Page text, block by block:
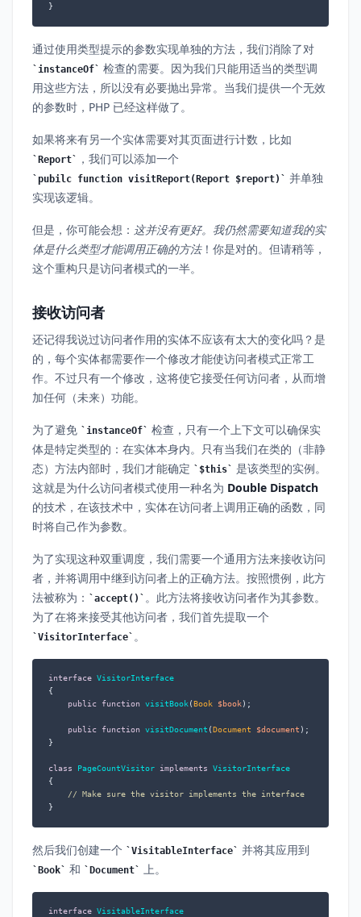
}
通过使用类型提示的参数实现单独的方法，我们消除了对
instanceOf
检查的需要。因为我们只能用适当的类型调
用这些方法，所以没有必要抛出异常。当我们提供一个无效
的参数时，PHP 已经这样做了。
如果将来有另一个实体需要对其页面进行计数，比如
Report ，我们可以添加一个
pubilc function visitReport(Report $report)
并单独
实现该逻辑。
但是，你可能会想： 这并没有更好。我仍然需要知道我的实
体是什么类型才能调用正确的方法！你是对的。但请稍等，
这个重构只是访问者模式的一半。
接收访问者
还记得我说过访问者作用的实体不应该有太大的变化吗？是
的，每个实体都需要作一个修改才能使访问者模式正常工
作。不过只有一个修改，这将使它接受任何访问者，从而增
加任何（未来）功能。
为了避免 instanceOf
检查，只有一个上下文可以确保实
体是特定类型的：在实体本身内。只有当我们在类的（非静
态）方法内部时，我们才能确定
$this
是该类型的实例。
这就是为什么访问者模式使用一种名为 Double Dispatch
的技术，在该技术中，实体在访问者上调用正确的函数，同
时将自己作为参数。
为了实现这种双重调度，我们需要一个通用方法来接收访问
者，并将调用中继到访问者上的正确方法。按照惯例，此方
法被称为：
accept()
。此方法将接收访问者作为其参数。
为了在将来接受其他访问者，我们首先提取一个
VisitorInterface 。
interface VisitorInterface
{
public
function visitBook( Book $book) ;
public function visitDocument ( Document $document ) ;
}
class PageCountVisitor implements
VisitorInterface
{
// Make sure the visitor implements the interface
}
然后我们创建一个 VisitableInterface 并将其应用到
Book 和 Document 上。
interface VisitableInterface